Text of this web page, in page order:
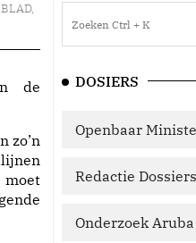
,
de
zo’n
moet
DOSIERS
Openbaar
Redactie Dossiers
Onderzoek